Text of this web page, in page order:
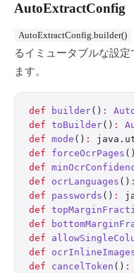
AutoExtractConfig
AutoExtractConfig.builder()
るイミュータブルな設
ます。
def builder() :
def toBuilder() :
def mode () :
def forceOcrPages ()
def
def ocrLanguages () :
def passwords () :
def
def
def
def
def cancelToken () :